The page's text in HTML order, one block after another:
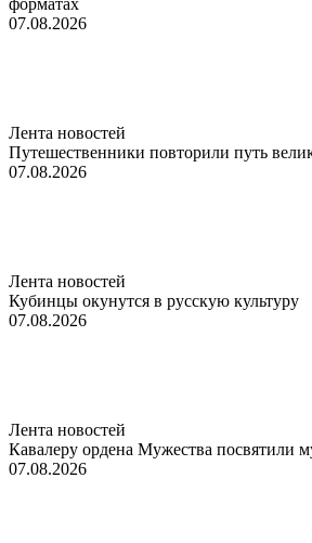
07.08.2026
Лента новостей
Путешественники повторили путь
07.08.2026
Лента новостей
Кубинцы окунутся в русскую культуру
07.08.2026
Лента новостей
Кавалеру ордена Мужества посвятили
07.08.2026